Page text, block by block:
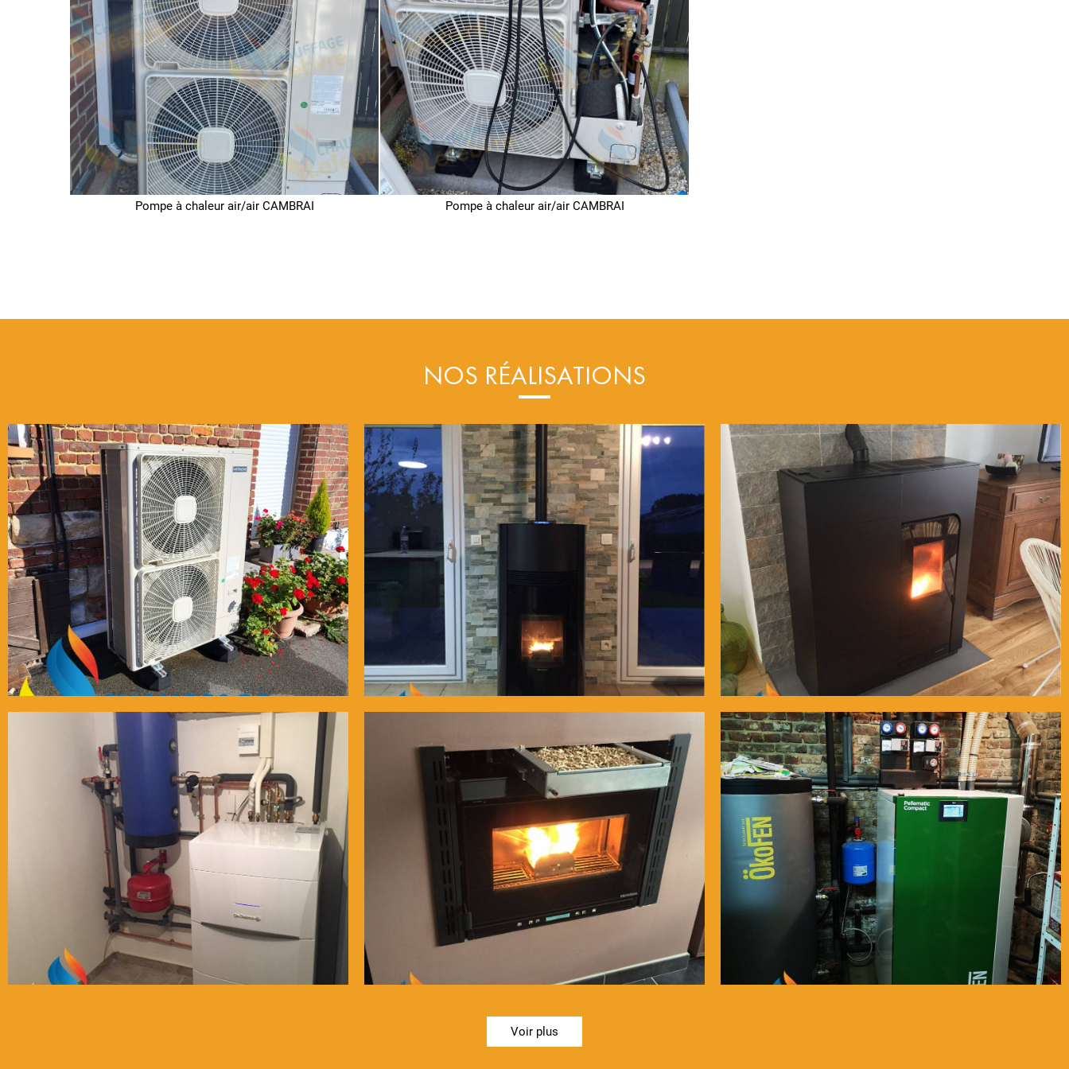
Pompe à chaleur air/air CAMBRAI Pompe à chaleur air/air CAMBRAI
NOS RÉALISATIONS
Voir plus